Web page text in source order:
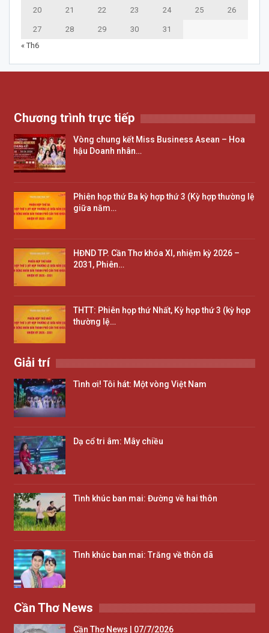
20 21 22 23 24 25 26
27 28 29 30
31
« Th6
Chương trình trực tiếp
Vòng chung kết Miss Business Asean – Hoa
hậu Doanh nhân…
Phiên họp thứ Ba kỳ hợp thứ 3 (Kỳ hợp thường lệ
giữa năm…
HĐND TP. Cần Thơ khóa XI, nhiệm kỳ 2026 –
2031, Phiên…
THTT: Phiên họp thứ Nhất, Kỳ họp thứ 3 (kỳ họp
thường lệ…
Giải trí
Tình ơi! Tôi hát: Một vòng Việt Nam
Dạ cổ tri âm: Mây chiều
Tình khúc ban mai: Đường về hai thôn
Tình khúc ban mai: Trăng về thôn dã
Cần Thơ News
Cần Thơ News | 07/7/2026